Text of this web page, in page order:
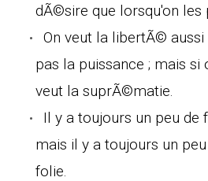
dÃ©sire que lorsqu'on les
On veut la libertÃ©
pas la puissance ; mais si
veut la suprÃ©matie.
Il y a toujours un peu de
mais il y a toujours un
folie.